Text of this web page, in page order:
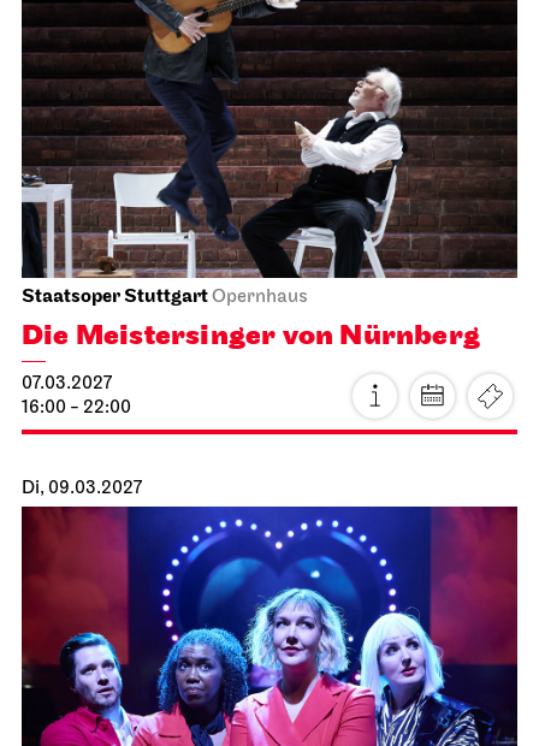
Foto: Rebecca Brodskis
Stuttgarter BallettOpernhaus
Don Quijote
17.02.2027
19:00 - 21:45
Fr, 19.02.2027
JOiNFoyer Nord
Tee&Techno
19.02.2027